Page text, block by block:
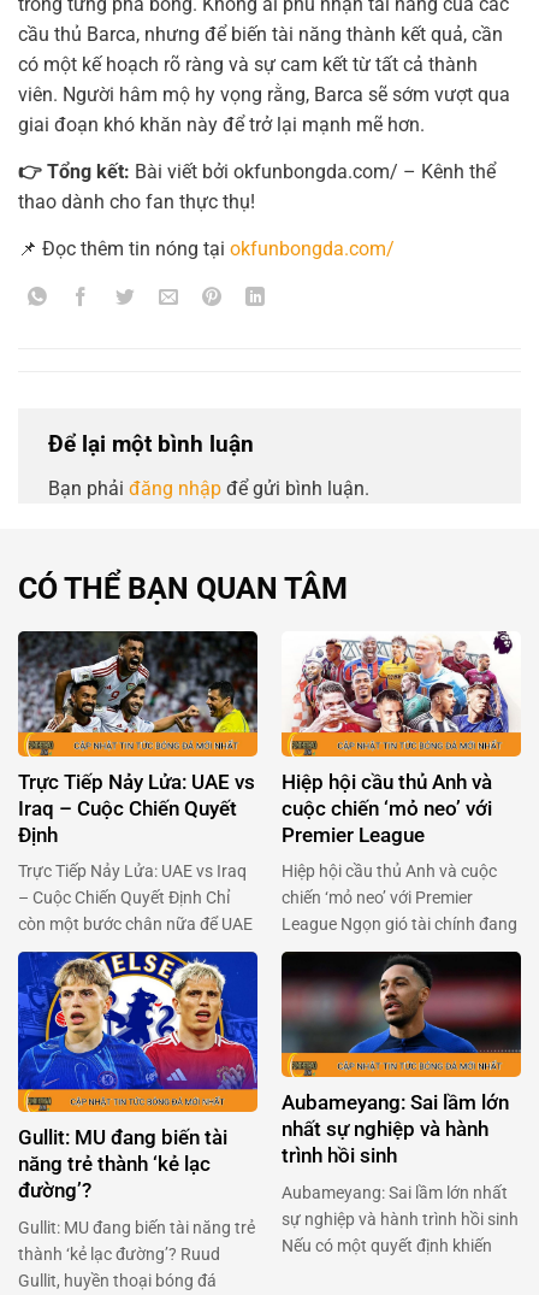
cầu thủ Barca, nhưng để biến tài năng thành kết quả, cần
có một kế hoạch rõ ràng và sự cam kết từ tất cả thành
viên. Người hâm mộ hy vọng rằng, Barca sẽ sớm vượt qua
giai đoạn khó khăn này để trở lại mạnh mẽ hơn.
👉 Tổng kết: Bài viết bởi okfunbongda.com/ – Kênh thể
thao dành cho fan thực thụ!
📌 Đọc thêm tin nóng tại okfunbongda.com/
Để lại một bình luận
Bạn phải đăng nhập để gửi bình luận.
CÓ THỂ BẠN QUAN TÂM
Trực Tiếp Nảy Lửa: UAE vs
Iraq – Cuộc Chiến Quyết
Định
Trực Tiếp Nảy Lửa: UAE vs Iraq
– Cuộc Chiến Quyết Định Chỉ
còn một bước chân nữa để UAE
và Iraq chạm tay vào giấc mơ
World Cup đang chờ đợi phía
trước. Hai đội bóng đầy khao
khát này sẽ đụng độ nhau trong
trận chiến không khoan nhượng
vào 23h00 ngày 13/11. …
Hiệp hội cầu thủ Anh và
cuộc chiến ‘mỏ neo’ với
Premier League
Hiệp hội cầu thủ Anh và cuộc
chiến ‘mỏ neo’ với Premier
League Ngọn gió tài chính đang
thổi mạnh qua Premier League,
khi Hiệp hội cầu thủ chuyên
nghiệp Anh (PFA) sẵn sàng ‘xắn
tay áo’ đối đầu với ban tổ chức
giải đấu. Trong bối cảnh Premier
League chuẩn bị thông qua một
…
Gullit: MU đang biến tài
năng trẻ thành ‘kẻ lạc
đường’?
Gullit: MU đang biến tài năng trẻ
thành ‘kẻ lạc đường’? Ruud
Gullit, huyền thoại bóng đá
Aubameyang: Sai lầm lớn
nhất sự nghiệp và hành
trình hồi sinh
Aubameyang: Sai lầm lớn nhất
sự nghiệp và hành trình hồi sinh
Nếu có một quyết định khiến